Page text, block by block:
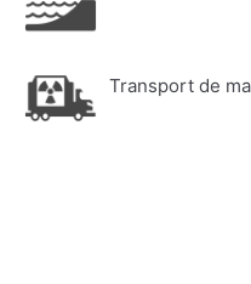
Transport de